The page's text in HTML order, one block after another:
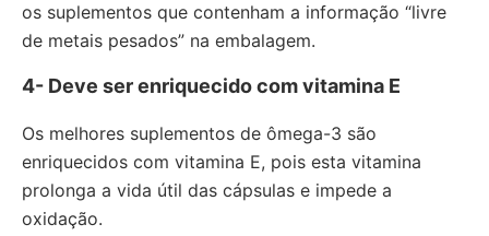
os suplementos que contenham a informação “livre
de metais pesados” na embalagem.
4- Deve ser enriquecido com vitamina E
Os melhores suplementos de ômega-3 são
enriquecidos com vitamina E, pois esta vitamina
prolonga a vida útil das cápsulas e impede a
oxidação.